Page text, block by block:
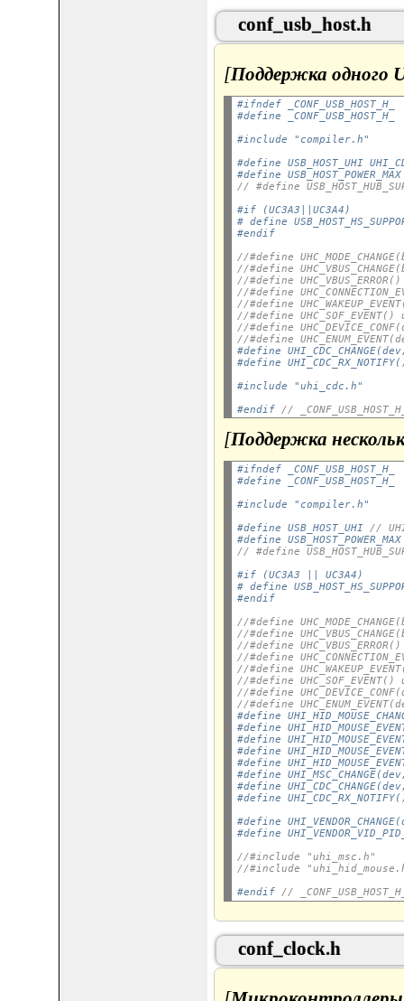
conf_usb_host.h
[Поддержка одного
#ifndef _CONF_USB_HOST_H_
#define _CONF_USB_HOST_H_
#include "compiler.h"
#define USB_HOST_UHI
#define
// #define
#if (UC3A3||UC3A4)
# define
#endif
//#define
//#define
//#define
//#define
//#define
//#define
//#define
//#define
#define
#define
#include "uhi_cdc.h"
#endif //
[Поддержка
#ifndef _CONF_USB_HOST_H_
#define _CONF_USB_HOST_H_
#include "compiler.h"
#define USB_HOST_UHI //
#define
// #define
#if (UC3A3 || UC3A4)
# define
#endif
//#define
//#define
//#define
//#define
//#define
//#define
//#define
//#define
#define
#define
#define
#define
#define
#define
#define
#define
#define
#define
//#include "uhi_msc.h"
//#include
#endif //
conf_clock.h